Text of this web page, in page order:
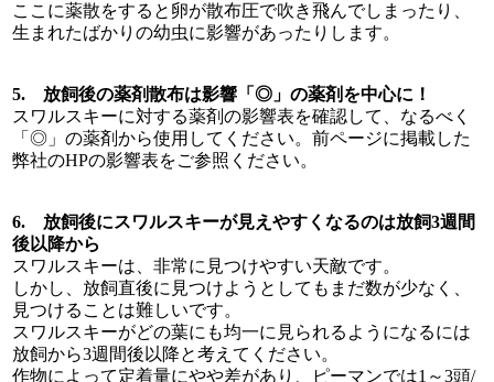
ここに薬散をすると卵が散布圧で吹き飛んでしまったり、
生まれたばかりの幼虫に影響があったりします。
5. 放飼後の薬剤散布は影響「◎」の薬剤を中心に！
スワルスキーに対する薬剤の影響表を確認して、なるべく
「◎」の薬剤から使用してください。前ページに掲載した
弊社のHPの影響表をご参照ください。
6. 放飼後にスワルスキーが見えやすくなるのは放飼3週間
後以降から
スワルスキーは、非常に見つけやすい天敵です。
しかし、放飼直後に見つけようとしてもまだ数が少なく、
見つけることは難しいです。
スワルスキーがどの葉にも均一に見られるようになるには
放飼から3週間後以降と考えてください。
作物によって定着量にやや差があり、ピーマンでは1～3頭/